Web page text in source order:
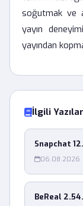
soğutmak ve
yayın
yayından
İlgili Yazılar
Snapchat
06.08.2026
BeReal